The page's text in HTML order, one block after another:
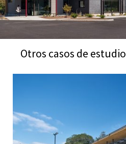
Otros casos de estudio